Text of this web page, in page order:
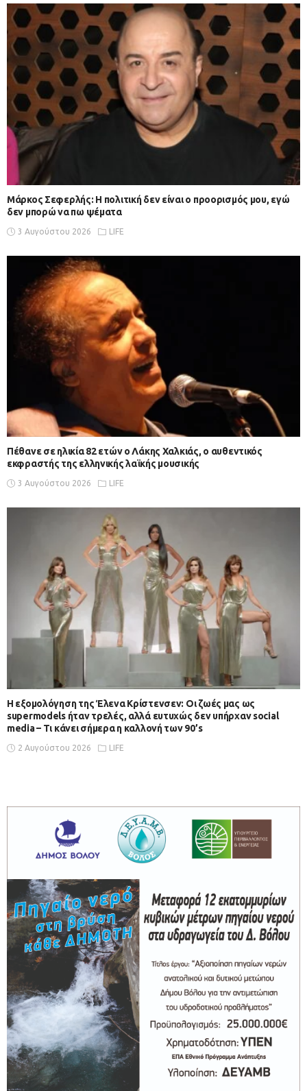
Μάρκος Σεφερλής: Η πολιτική δεν είναι ο προορισμός μου, εγώ
δεν μπορώ να πω ψέματα
3 Αυγούστου 2026 LIFE
Πέθανε σε ηλικία 82 ετών ο Λάκης Χαλκιάς, ο αυθεντικός
εκφραστής της ελληνικής λαϊκής μουσικής
3 Αυγούστου 2026 LIFE
Η εξομολόγηση της Έλενα Κρίστενσεν: Οι ζωές μας ως
supermodels ήταν τρελές, αλλά ευτυχώς δεν υπήρχαν social
media – Τι κάνει σήμερα η καλλονή των 90’s
2 Αυγούστου 2026 LIFE